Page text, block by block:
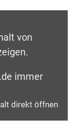
von
immer
direkt öffnen